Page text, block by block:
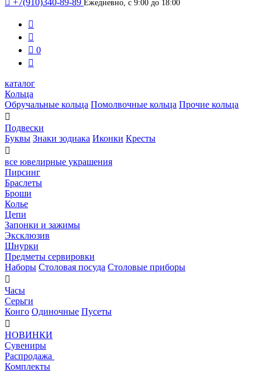
 +7(910)340-89-89 Ежедневно, с 9:00 до 18:00


 0

каталог
Кольца
Обручальные кольца Помолвочные кольца Прочие кольца

Подвески
Буквы Знаки зодиака Иконки Кресты

все ювелирные украшения
Пирсинг
Браслеты
Броши
Колье
Цепи
Запонки и зажимы
Эксклюзив
Шнурки
Предметы сервировки
Наборы Столовая посуда Столовые приборы

Часы
Серьги
Конго Одиночные Пусеты

НОВИНКИ
Сувениры
Распродажа
Комплекты